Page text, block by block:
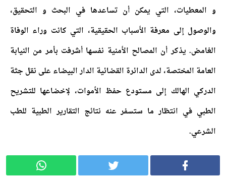
و المعطيات، التي يمكن أن تساعدها في البحث و التحقيق،
والوصول إلى معرفة الأسباب الحقيقية، التي كانت وراء الوفاة
الغامض. يذكر أن المصالح الأمنية نفسها أشرفت بأمر من النيابة
العامة المختصة، لدى الدائرة القضائية الدار البيضاء على نقل جثة
الدركي الهالك إلى مستودع حفظ الأموات، لإخضاعها للتشريح
الطبي في انتظار ما ستسفر عنه نتائج التقارير الطبية للطب
الشرعي.